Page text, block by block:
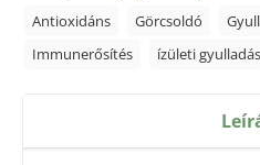
Antioxidáns
Görcsoldó
Immunerősítés
ízületi gyulladás